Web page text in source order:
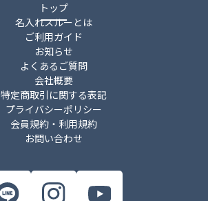
トップ
名入れスルーとは
ご利用ガイド
お知らせ
よくあるご質問
会社概要
特定商取引に関する表記
プライバシーポリシー
会員規約・利用規約
お問い合わせ